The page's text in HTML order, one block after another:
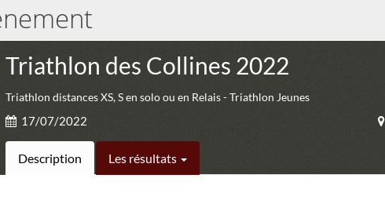
Triathlon des Collines 2022
Triathlon distances XS, S en solo ou en Relais - Triathlon Jeunes
17/07/2022
Description Les résultats